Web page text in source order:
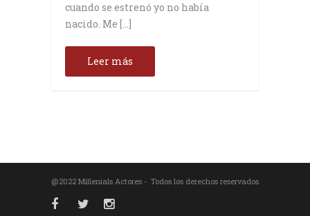
cuando se estrenó yo no había
nacido. Me […]
Leer más
@2022 Millenials Actores - Todos los derechos reservados